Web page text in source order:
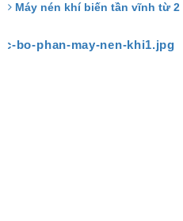
frequency machineMáy nén
Máy nén khí biến tần vĩnh từ 2